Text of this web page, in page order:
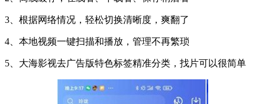
3、根据网络情况，轻松切换清晰度，爽翻了
4、本地视频一键扫描和播放，管理不再繁琐
5、大海影视去广告版特色标签精准分类，找片可以很简单